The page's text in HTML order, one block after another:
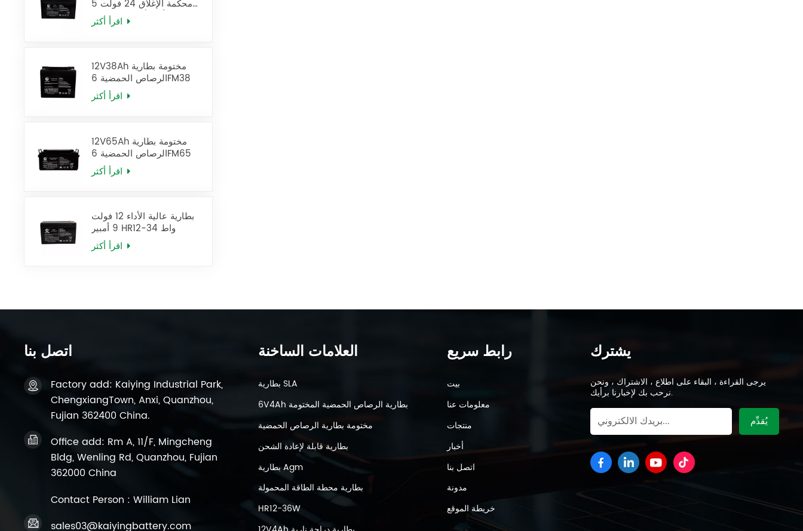
محكمة الإغلاق 24 فولت 5
أمبير/ساعة، بطارية UPS
12FM5
12V38Ah مختومة بطارية
الرصاص الحمضية 6FM38
12V65Ah مختومة بطارية
الرصاص الحمضية 6FM65
بطارية عالية الأداء 12 فولت
9 أمبير HR12-34 واط
اتصل بنا
Factory add: Kaiying Industrial Park,
ChengxiangTown, Anxi, Quanzhou,
Fujian 362400 China.
Office add: Rm A, 11/F, Mingcheng
Bldg, Wenling Rd, Quanzhou, Fujian
362000 China
Contact Person : William Lian
sales03@kaiyingbattery.com
العلامات الساخنة
بطارية SLA
6V4Ah بطارية الرصاص الحمضية المختومة
مختومة بطارية الرصاص الحمضية
بطارية قابلة لإعادة الشحن
بطارية Agm
بطارية محطة الطاقة المحمولة
HR12-36W
رابط سريع
بيت
معلومات عنا
منتجات
أخبار
اتصل بنا
مدونة
خريطة الموقع
يشترك
يرجى القراءة ، البقاء على اطلاع ، الاشتراك ، ونحن
نرحب بك لإخبارنا برأيك.